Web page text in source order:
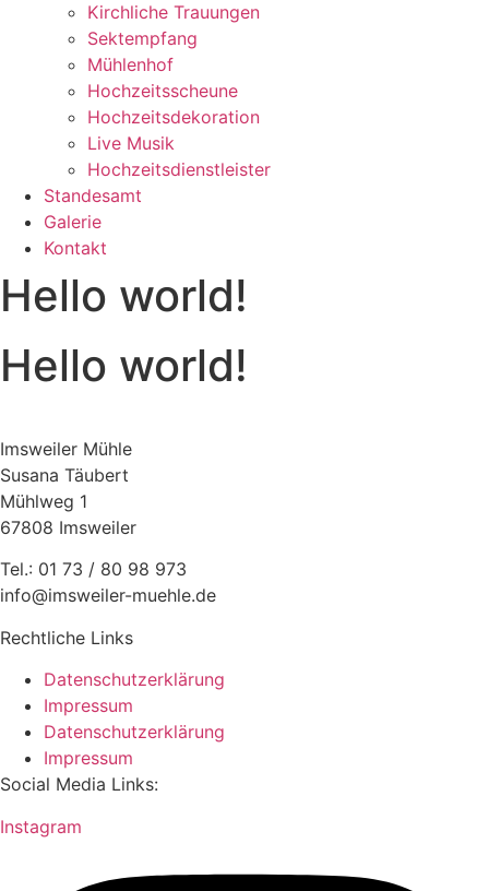
Kirchliche Trauungen
Sektempfang
Mühlenhof
Hochzeitsscheune
Hochzeitsdekoration
Live Musik
Hochzeitsdienstleister
Standesamt
Galerie
Kontakt
Hello world!
Hello world!
Imsweiler Mühle
Susana Täubert
Mühlweg 1
67808 Imsweiler
Tel.: 01 73 / 80 98 973
info@imsweiler-muehle.de
Rechtliche Links
Datenschutzerklärung
Impressum
Datenschutzerklärung
Impressum
Social Media Links:
Instagram